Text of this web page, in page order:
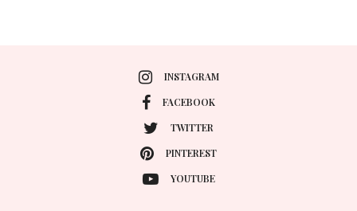
INSTAGRAM
FACEBOOK
TWITTER
PINTEREST
YOUTUBE